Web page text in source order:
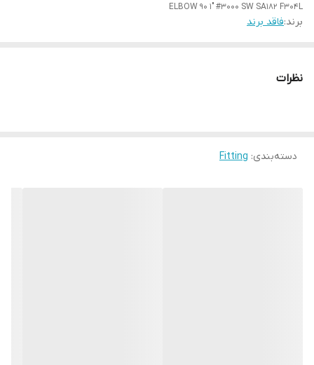
ELBOW 90 1" #3000 SW SA182 F304L
برند:فاقد برند
نظرات
دسته‌بندی:
Fitting